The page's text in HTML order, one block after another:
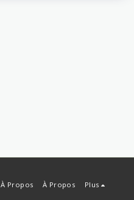
À Propos À Propos Plus